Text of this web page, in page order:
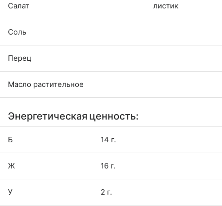
Салат листик
Соль
Перец
Масло растительное
Энергетическая ценность:
Б 14 г.
Ж 16 г.
У 2 г.